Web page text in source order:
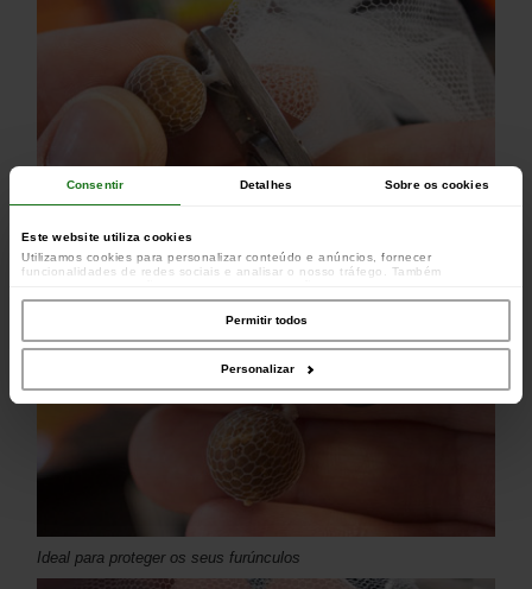
Consentir Detalhes Sobre os cookies
Este website utiliza cookies
Utilizamos cookies para personalizar conteúdo e anúncios, fornecer
funcionalidades de redes sociais e analisar o nosso tráfego. Também
parceiros de redes sociais, de publicidade e de análise, que as podem combinar
com outras informações que lhes forneceu ou recolhidas por estes a partir da
sua utilização dos respetivos serviços.
Permitir todos
Personalizar
Ideal para proteger os seus furúnculos